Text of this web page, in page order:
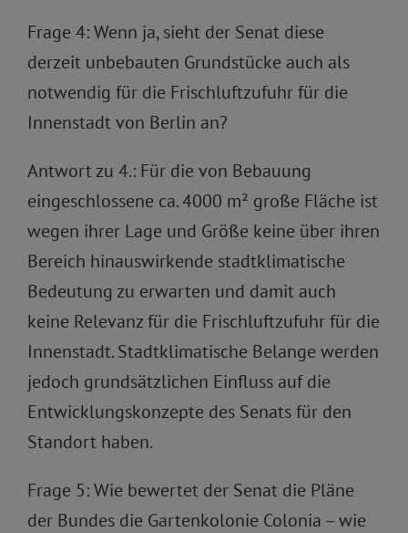
Frage 4: Wenn ja, sieht der Senat diese
derzeit unbebauten Grundstücke auch als
notwendig für die Frischluftzufuhr für die
Innenstadt von Berlin an?
Antwort zu 4.: Für die von Bebauung
eingeschlossene ca. 4000 m² große Fläche ist
wegen ihrer Lage und Größe keine über ihren
Bereich hinauswirkende stadtklimatische
Bedeutung zu erwarten und damit auch
keine Relevanz für die Frischluftzufuhr für die
Innenstadt. Stadtklimatische Belange werden
jedoch grundsätzlichen Einfluss auf die
Entwicklungskonzepte des Senats für den
Standort haben.
Frage 5: Wie bewertet der Senat die Pläne
der Bundes die Gartenkolonie Colonia – wie